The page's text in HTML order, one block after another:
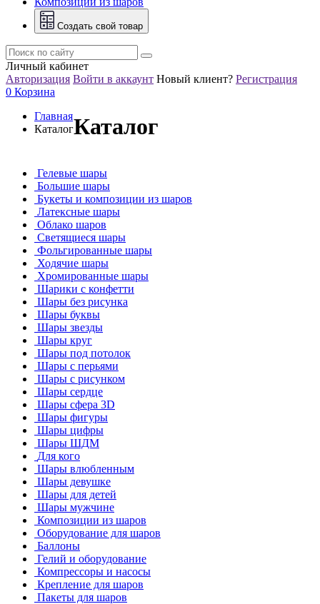
Создать свой товар
Личный кабинет
Авторизация Войти в аккаунт Новый клиент? Регистрация
0 Корзина
Главная
КаталогКаталог
Гелевые шары
Большие шары
Букеты и композиции из шаров
Латексные шары
Облако шаров
Светящиеся шары
Фольгированные шары
Ходячие шары
Хромированные шары
Шарики с конфетти
Шары без рисунка
Шары буквы
Шары звезды
Шары круг
Шары под потолок
Шары с перьями
Шары с рисунком
Шары сердце
Шары сфера 3D
Шары фигуры
Шары цифры
Шары ШДМ
Для кого
Шары влюбленным
Шары девушке
Шары для детей
Шары мужчине
Композиции из шаров
Оборудование для шаров
Баллоны
Гелий и оборудование
Компрессоры и насосы
Крепление для шаров
Пакеты для шаров